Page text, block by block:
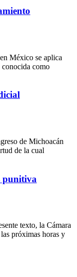
México se aplica
como
de Michoacán
de la cual
punitiva
texto, la Cámara
próximas horas y